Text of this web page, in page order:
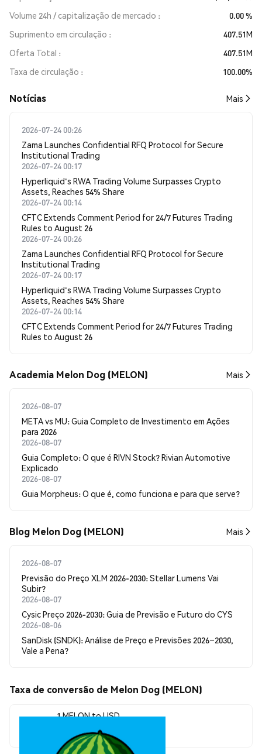
Volume 24h / capitalização de mercado
0.00 %
Suprimento em circulação
407.51M
Oferta Total
407.51M
Taxa de circulação
100.00%
​​Notícias​​ Mais
2026-07-24 00:26
Zama Launches Confidential RFQ Protocol for Secure
Institutional Trading
2026-07-24 00:17
Hyperliquid's RWA Trading Volume Surpasses Crypto
Assets, Reaches 54% Share
2026-07-24 00:14
CFTC Extends Comment Period for 24/7 Futures Trading
Rules to August 26
2026-07-24 00:26
Zama Launches Confidential RFQ Protocol for Secure
Institutional Trading
2026-07-24 00:17
Hyperliquid's RWA Trading Volume Surpasses Crypto
Assets, Reaches 54% Share
2026-07-24 00:14
CFTC Extends Comment Period for 24/7 Futures Trading
Rules to August 26
Academia Melon Dog (MELON) Mais
2026-08-07
META vs MU: Guia Completo de Investimento em Ações
para 2026
2026-08-07
Guia Completo: O que é RIVN Stock? Rivian Automotive
Explicado
2026-08-07
Guia Morpheus: O que é, como funciona e para que serve?
Blog Melon Dog (MELON) Mais
2026-08-07
Previsão do Preço XLM 2026-2030: Stellar Lumens Vai
Subir?
2026-08-07
Cysic Preço 2026-2030: Guia de Previsão e Futuro do CYS
2026-08-06
SanDisk (SNDK): Análise de Preço e Previsões 2026–2030,
Vale a Pena?
Taxa de conversão de Melon Dog (MELON)
1 MELON to USD
$0.00010303